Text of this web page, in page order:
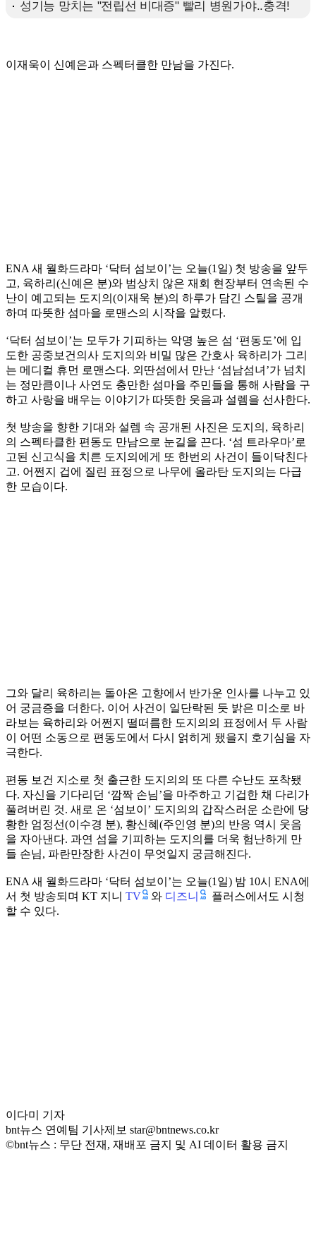
이재욱이 신예은과 스펙터클한 만남을 가진다.
ENA 새 월화드라마 ‘닥터 섬보이’는 오늘(1일) 첫 방송을 앞두
고, 육하리(신예은 분)와 범상치 않은 재회 현장부터 연속된 수
난이 예고되는 도지의(이재욱 분)의 하루가 담긴 스틸을 공개
하며 따뜻한 섬마을 로맨스의 시작을 알렸다.
‘닥터 섬보이’는 모두가 기피하는 악명 높은 섬 ‘편동도’에 입
도한 공중보건의사 도지의와 비밀 많은 간호사 육하리가 그리
는 메디컬 휴먼 로맨스다. 외딴섬에서 만난 ‘섬남섬녀’가 넘치
는 정만큼이나 사연도 충만한 섬마을 주민들을 통해 사람을 구
하고 사랑을 배우는 이야기가 따뜻한 웃음과 설렘을 선사한다.
첫 방송을 향한 기대와 설렘 속 공개된 사진은 도지의, 육하리
의 스펙타클한 편동도 만남으로 눈길을 끈다. ‘섬 트라우마’로
고된 신고식을 치른 도지의에게 또 한번의 사건이 들이닥친다
고. 어쩐지 겁에 질린 표정으로 나무에 올라탄 도지의는 다급
한 모습이다.
그와 달리 육하리는 돌아온 고향에서 반가운 인사를 나누고 있
어 궁금증을 더한다. 이어 사건이 일단락된 듯 밝은 미소로 바
라보는 육하리와 어쩐지 떨떠름한 도지의의 표정에서 두 사람
이 어떤 소동으로 편동도에서 다시 얽히게 됐을지 호기심을 자
극한다.
편동 보건 지소로 첫 출근한 도지의의 또 다른 수난도 포착됐
다. 자신을 기다리던 ‘깜짝 손님’을 마주하고 기겁한 채 다리가
풀려버린 것. 새로 온 ‘섬보이’ 도지의의 갑작스러운 소란에 당
황한 엄정선(이수경 분), 황신혜(주인영 분)의 반응 역시 웃음
을 자아낸다. 과연 섬을 기피하는 도지의를 더욱 험난하게 만
들 손님, 파란만장한 사건이 무엇일지 궁금해진다.
ENA 새 월화드라마 ‘닥터 섬보이’는 오늘(1일) 밤 10시 ENA에
서 첫 방송되며 KT 지니 TV 와 디즈니
플러스에서도 시청
할 수 있다.
이다미 기자
bnt뉴스 연예팀 기사제보 star@bntnews.co.kr
©bnt뉴스 : 무단 전재, 재배포 금지 및 AI 데이터 활용 금지